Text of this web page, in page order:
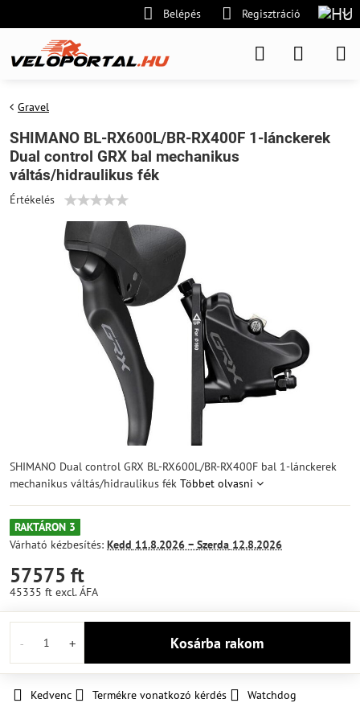
Belépés Regisztráció
Gravel
SHIMANO BL-RX600L/BR-RX400F 1-lánckerek
Dual control GRX bal mechanikus
váltás/hidraulikus fék
Értékelés
SHIMANO Dual control GRX BL-RX600L/BR-RX400F bal 1-lánckerek
mechanikus váltás/hidraulikus fék Többet olvasni
RAKTÁRON 3
Várható kézbesítés: Kedd 11.8.2026 − Szerda 12.8.2026
57575 ft
45335 ft excl. ÁFA
Kosárba rakom
Kedvenc Termékre vonatkozó kérdés
Watchdog